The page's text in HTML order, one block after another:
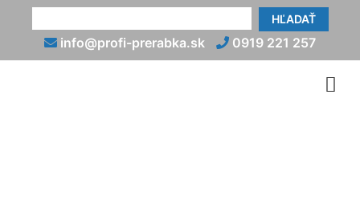
HĽADAŤ
info@profi-prerabka.sk 0919 221 257